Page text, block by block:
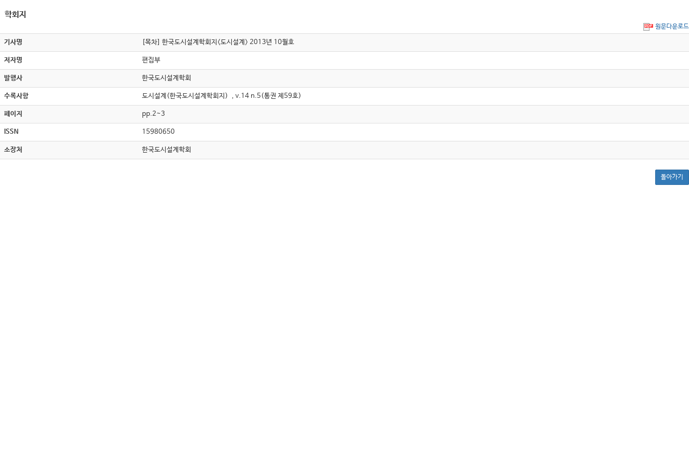
학회지
원문다운로드
기사명 [목차] 한국도시설계학회지<도시설계> 2013년 10월호
저자명 편집부
발행사 한국도시설계학회
수록사항 도시설계(한국도시설계학회지) , v.14 n.5(통권 제59호)
페이지 pp.2~3
ISSN 15980650
소장처 한국도시설계학회